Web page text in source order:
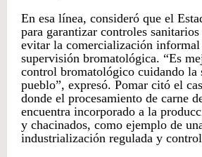
En esa línea, consideró que el
para garantizar controles sanitarios
evitar la comercialización informal
supervisión bromatológica. “Es
control bromatológico cuidando la
pueblo”, expresó. Pomar citó el
donde el procesamiento de carne
encuentra incorporado a la
y chacinados, como ejemplo de
industrialización regulada y